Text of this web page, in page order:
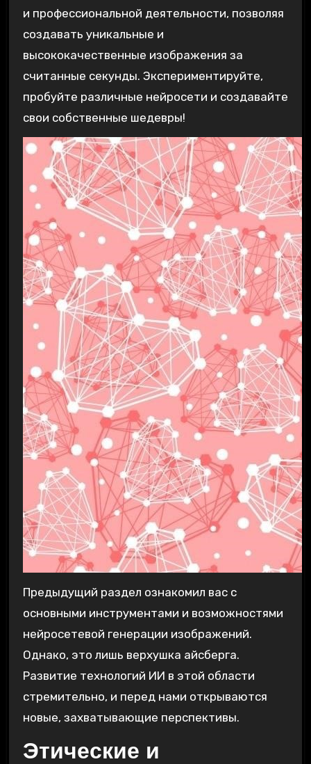
и профессиональной деятельности, позволяя
создавать уникальные и
высококачественные изображения за
считанные секунды. Экспериментируйте,
пробуйте различные нейросети и создавайте
свои собственные шедевры!
Предыдущий раздел ознакомил вас с
основными инструментами и возможностями
нейросетевой генерации изображений.
Однако, это лишь верхушка айсберга.
Развитие технологий ИИ в этой области
стремительно, и перед нами открываются
новые, захватывающие перспективы.
Этические и